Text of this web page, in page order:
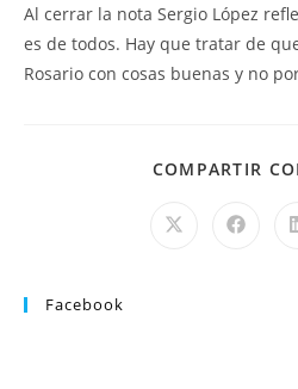
Al cerrar la nota Sergio López
es de todos. Hay que tratar de
Rosario con cosas buenas y no
COMPARTIR
Facebook